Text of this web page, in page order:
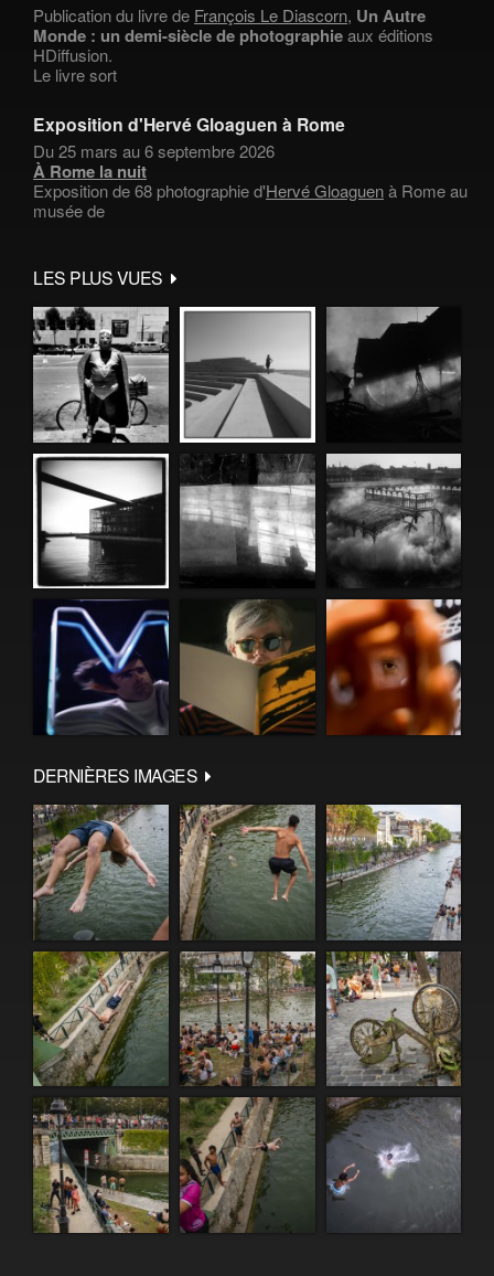
Publication du livre de François Le Diascorn, Un Autre
Monde : un demi-siècle de photographieaux éditions
HDiffusion.
Le livre sort
Exposition d'Hervé Gloaguen à Rome
Du 25 mars au 6 septembre 2026
À Rome la nuit
Exposition de 68 photographie d'Hervé Gloaguenà Rome au
musée de
LES PLUS VUES
DERNIÈRES IMAGES